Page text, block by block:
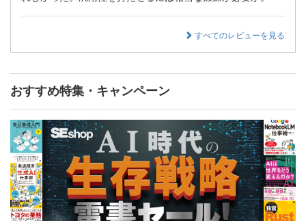
すべてのレビューを見る
おすすめ特集・キャンペーン